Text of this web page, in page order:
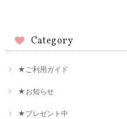
Category
★ご利用ガイド
★お知らせ
★プレゼント中